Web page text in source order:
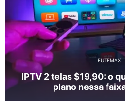
BLOG
Colchão na Caixa:
Descubra os